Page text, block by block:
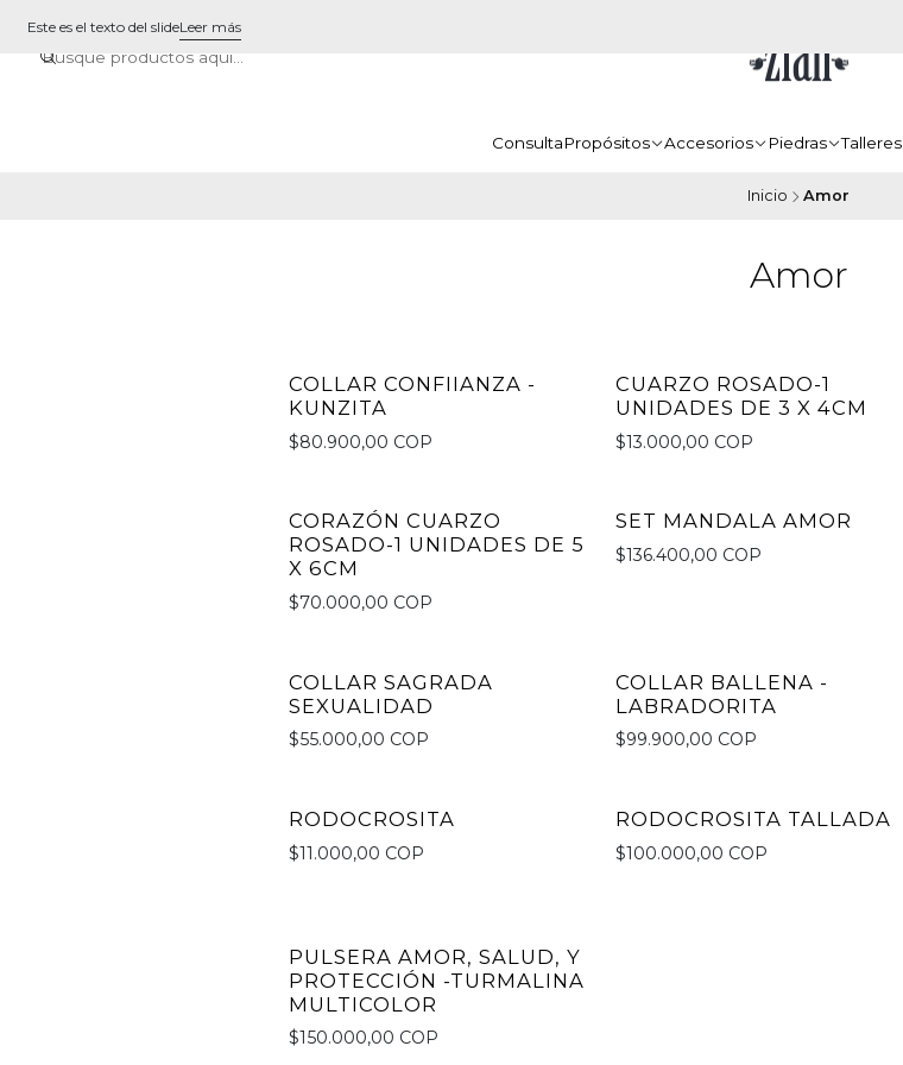
ConsultaPropósitos Accesorios Piedras Talleres
Este es el texto del slideLeer más
Inicio Amor
Amor
COLLAR CONFIIANZA -
KUNZITA
$80.900,00 COP
CUARZO ROSADO-1
UNIDADES DE 3 X 4CM
$13.000,00 COP
No disponible
CORAZÓN CUARZO
ROSADO-1 UNIDADES DE 5
X 6CM
$70.000,00 COP
No disponible
SET MANDALA AMOR
$136.400,00 COP
COLLAR SAGRADA
SEXUALIDAD
$55.000,00 COP
COLLAR BALLENA -
LABRADORITA
$99.900,00 COP
No disponible
RODOCROSITA
$11.000,00 COP
No disponible
RODOCROSITA TALLADA
$100.000,00 COP
PULSERA AMOR, SALUD, Y
PROTECCIÓN -TURMALINA
MULTICOLOR
$150.000,00 COP